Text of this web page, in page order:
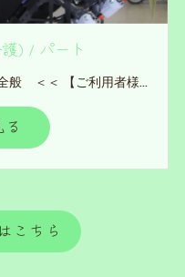
) / パート
こちら